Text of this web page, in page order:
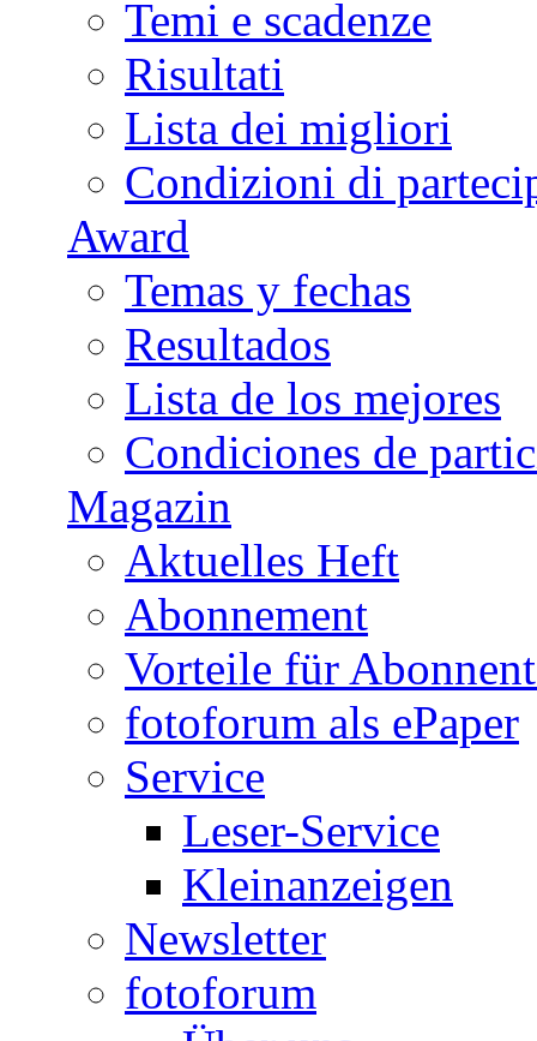
Temi e scadenze
Risultati
Lista dei migliori
Condizioni di
Award
Temas y fechas
Resultados
Lista de los mejores
Condiciones de
Magazin
Aktuelles Heft
Abonnement
Vorteile für
fotoforum als ePaper
Service
Leser-Service
Kleinanzeigen
Newsletter
fotoforum